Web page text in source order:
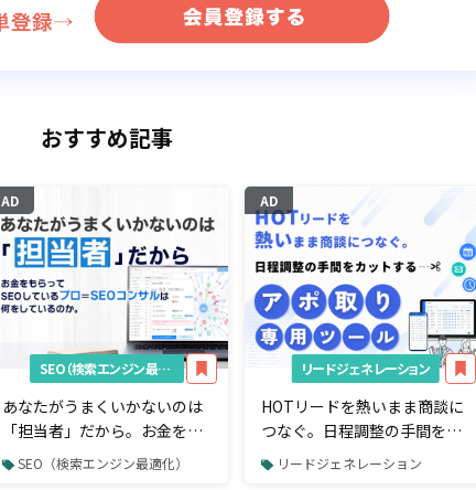
おすすめ記事
AD
SEO（検索エンジン最適化）
あなたがうまくいかないのは
「担当者」だから。お金をも
らってSEOしているプロ＝
SEO（検索エンジン最適化）
AD
リードジェネレーション
HOTリードを熱いまま商談に
つなぐ。日程調整の手間をカ
ットする「アポ取り専用」ツ
リードジェネレーション